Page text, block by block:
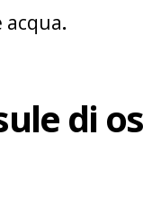
acqua.
di